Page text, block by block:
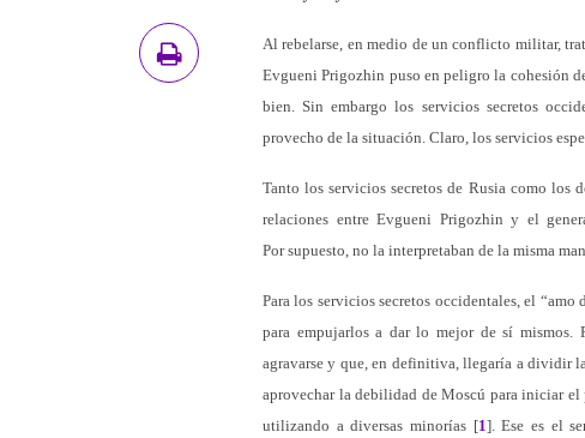
Al rebelarse, en medio de un conflicto militar,
Evgueni Prigozhin puso en peligro la cohesión
bien. Sin embargo los servicios secretos
provecho de la situación. Claro, los servicios
Tanto los servicios secretos de Rusia como los
relaciones entre Evgueni Prigozhin y el
Por supuesto, no la interpretaban de la misma
Para los servicios secretos occidentales, el
para empujarlos a dar lo mejor de sí mismos.
agravarse y que, en definitiva, llegaría a dividir
aprovechar la debilidad de Moscú para iniciar
utilizando a diversas minorías [1]. Ese es el